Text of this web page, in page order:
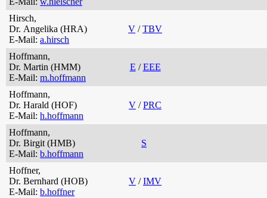
Hirsch,
Dr. Angelika (HRA)
E-Mail: a.hirsch
V /TBV
Hoffmann,
Dr. Martin (HMM)
E-Mail: m.hoffmann
E /EEE
Hoffmann,
Dr. Harald (HOF)
E-Mail: h.hoffmann
V /PRC
Hoffmann,
Dr. Birgit (HMB)
E-Mail: b.hoffmann
S
Hoffner,
Dr. Bernhard (HOB)
E-Mail: b.hoffner
V /IMV